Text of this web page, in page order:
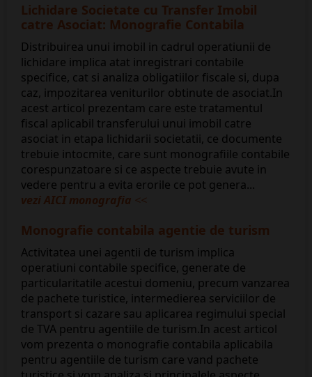
Lichidare Societate cu Transfer Imobil
catre Asociat: Monografie Contabila
Distribuirea unui imobil in cadrul operatiunii de
lichidare implica atat inregistrari contabile
specifice, cat si analiza obligatiilor fiscale si, dupa
caz, impozitarea veniturilor obtinute de asociat.In
acest articol prezentam care este tratamentul
fiscal aplicabil transferului unui imobil catre
asociat in etapa lichidarii societatii, ce documente
trebuie intocmite, care sunt monografiile contabile
corespunzatoare si ce aspecte trebuie avute in
vedere pentru a evita erorile ce pot genera...
vezi AICI monografia <<
​Monografie contabila agentie de turism
Activitatea unei agentii de turism implica
operatiuni contabile specifice, generate de
particularitatile acestui domeniu, precum vanzarea
de pachete turistice, intermedierea serviciilor de
transport si cazare sau aplicarea regimului special
de TVA pentru agentiile de turism.In acest articol
vom prezenta o monografie contabila aplicabila
pentru agentiile de turism care vand pachete